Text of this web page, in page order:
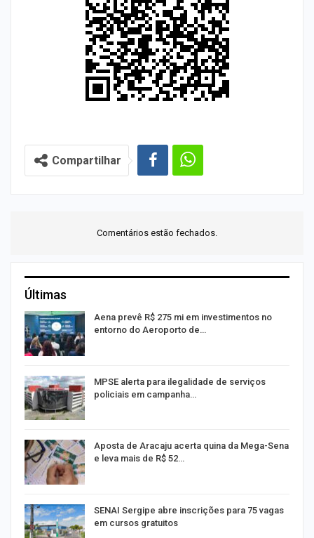
Compartilhar
Comentários estão fechados.
Últimas
Aena prevê R$ 275 mi em investimentos no
entorno do Aeroporto de…
MPSE alerta para ilegalidade de serviços
policiais em campanha…
Aposta de Aracaju acerta quina da Mega-Sena
e leva mais de R$ 52…
SENAI Sergipe abre inscrições para 75 vagas
em cursos gratuitos